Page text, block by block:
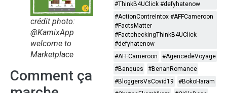
crédit photo:
@KamixApp
welcome to
Marketplace
Comment ça
#ThinkB4UClick #defyhatenow
#ActionContreIntox #AFFCameroon
#FactsMatter
#FactcheckingThinkB4UClick
#defyhatenow
#AFFCameroon
#AgencedeVoyage
#Banques
#BenanRomance
#BloggersVsCovid19
#BokoHaram